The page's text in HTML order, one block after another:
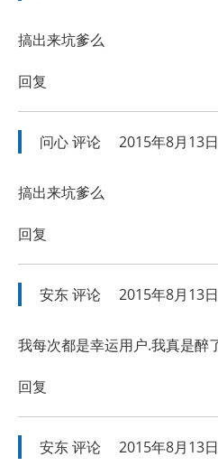
搞出来坑爹么
回复
问心评论 2015年8月13
搞出来坑爹么
回复
安东评论 2015年8月13
我每次都是幸运用户.我真是醉
回复
安东评论 2015年8月13